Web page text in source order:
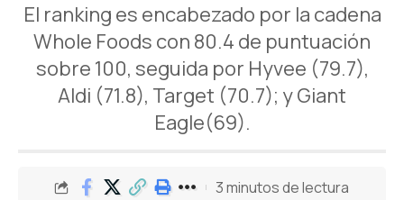
El ranking es encabezado por la cadena
Whole Foods con 80.4 de puntuación
sobre 100, seguida por Hyvee (79.7),
Aldi (71.8), Target (70.7); y Giant
Eagle(69).
3 minutos de lectura